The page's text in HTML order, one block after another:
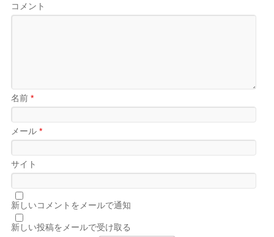
コメント
名前*
メール*
サイト
新しいコメントをメールで通知
新しい投稿をメールで受け取る